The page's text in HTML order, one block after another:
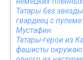
Татары без
гвардеец с
Мустафин
Татары-герои из
фашисты